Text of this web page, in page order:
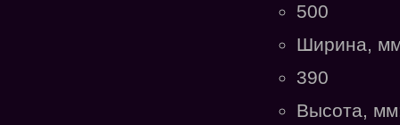
500
Ширина,
390
Высота,